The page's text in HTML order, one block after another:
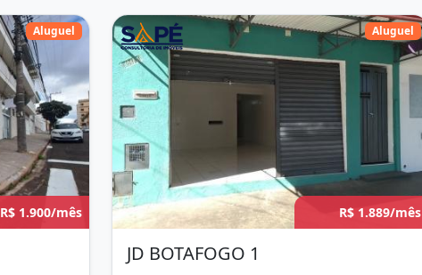
Aluguel
R$ 1.900/mês
Aluguel
R$ 1.889/mês
JD BOTAFOGO 1